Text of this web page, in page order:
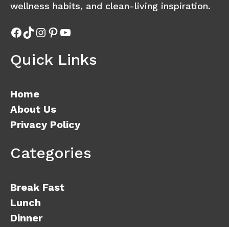
wellness habits, and clean-living inspiration.
Facebook
TikTok
Instagram
Pinterest
YouTube
Quick Links
Home
About Us
Privacy Policy
Categories
Break Fast
Lunch
Dinner